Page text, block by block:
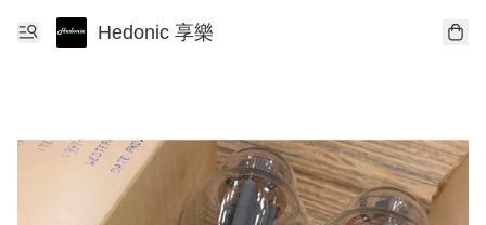
Hedonic 享樂